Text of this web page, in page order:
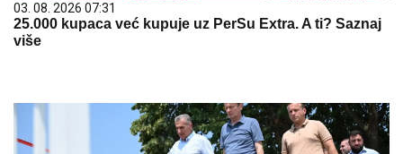
03. 08. 2026 07:31
25.000 kupaca već kupuje uz PerSu Extra. A ti? Saznaj
više